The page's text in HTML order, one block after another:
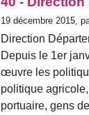
19 décembre 2015,
Direction
Depuis le 1er
œuvre les
politique
portuaire, gens